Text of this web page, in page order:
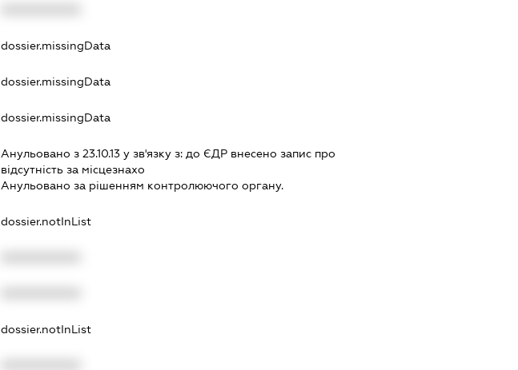
dossier.missingData
dossier.missingData
dossier.missingData
Анульовано з 23.10.13 у зв'язку з: до ЄДР внесено запис про
вiдсутнiсть за мiсцезнахо
Анульовано за рiшенням контролюючого органу.
dossier.notInList
dossier.notInList